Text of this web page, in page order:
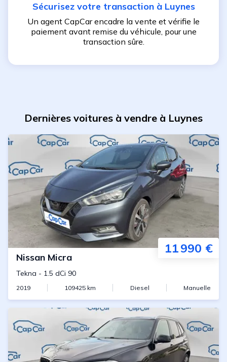
Sécurisez votre transaction à Luynes
Un agent CapCar encadre la vente et vérifie le
paiement avant remise du véhicule, pour une
transaction sûre.
Dernières voitures à vendre à Luynes
11 990 €
Nissan Micra
Tekna - 1.5 dCi 90
2019 109425 km Diesel Manuelle